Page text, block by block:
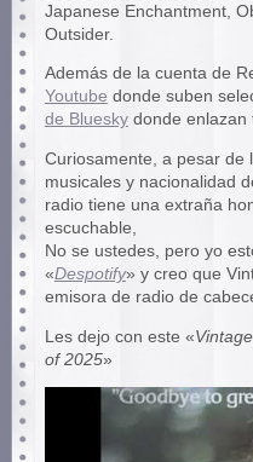
Japanese Enchantment,
Outsider.
Además de la cuenta de
Youtube donde suben
de Blueskydonde enlazan
Curiosamente, a pesar de
musicales y nacionalidad
radio tiene una extraña
escuchable,
No se ustedes, pero yo
«Despotify» y creo que
emisora de radio de
Les dejo con este «
of 2025»